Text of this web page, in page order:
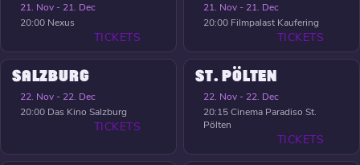
21. Nov - 21. Dec
20:00 Nexus
TICKETS
21. Nov - 21. Dec
20:00 Filmpalast Kaufering
TICKETS
SALZBURG
22. Nov - 22. Dec
20:00 Das Kino Salzburg
TICKETS
ST. PÖLTEN
22. Nov - 22. Dec
20:15Cinema Paradiso St.
Pölten
TICKETS